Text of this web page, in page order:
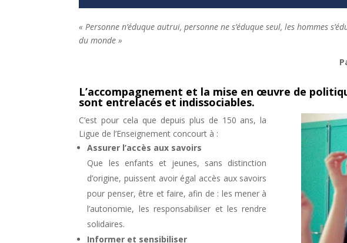
« Personne n’éduque autrui, personne ne s’éduque seul, les hommes
du monde »
L’accompagnement et la mise en œuvre de
sont entrelacés et indissociables.
C’est pour cela que depuis plus de 150 ans, la
Ligue de l’Enseignement concourt à :
Assurer l’accès aux savoirs
Que les enfants et jeunes, sans distinction
d’origine, puissent avoir égal accès aux savoirs
pour penser, être et faire, afin de : les mener à
l’autonomie, les responsabiliser et les rendre
solidaires.
Informer et sensibiliser